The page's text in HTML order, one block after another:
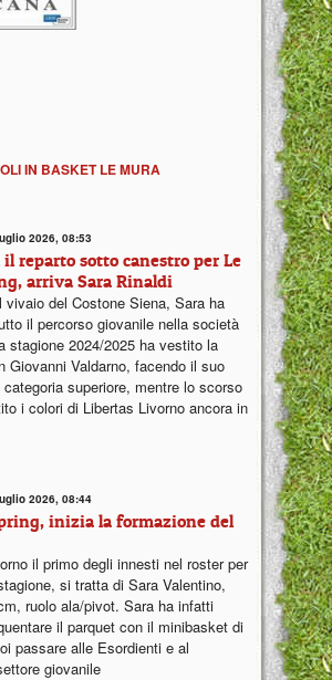
IN BASKET LE MURA
2026, 08:53
reparto sotto canestro per Le
arriva Sara Rinaldi
vivaio del Costone Siena, Sara ha
il percorso giovanile nella società
stagione 2024/2025 ha vestito la
Giovanni Valdarno, facendo il suo
superiore, mentre lo scorso
i colori di Libertas Livorno ancora in
2026, 08:44
inizia la formazione del
il primo degli innesti nel roster per
si tratta di Sara Valentino,
ruolo ala/pivot. Sara ha infatti
il parquet con il minibasket di
passare alle Esordienti e al
giovanile